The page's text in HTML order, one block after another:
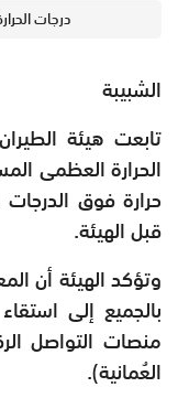
درجات
الشبيبة
تابعت هيئة
الحرارة العظمى
حرارة فوق
قبل الهيئة.
وتؤكد الهيئة أن
بالجميع إلى
منصات التواصل
العُمانية).